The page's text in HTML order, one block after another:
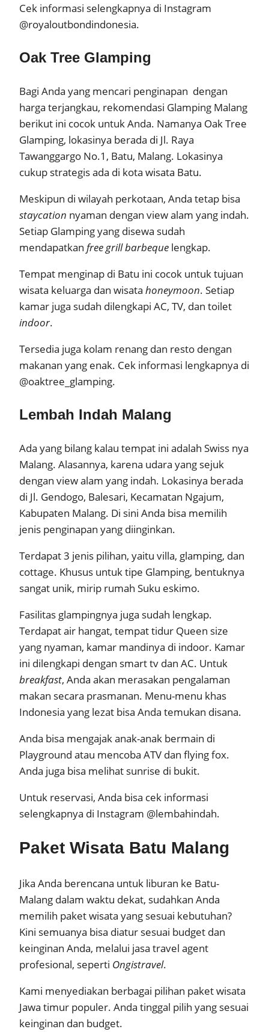
Cek informasi selengkapnya di Instagram
@royaloutbondindonesia.
Oak Tree Glamping
Bagi Anda yang mencari penginapan dengan
harga terjangkau, rekomendasi Glamping Malang
berikut ini cocok untuk Anda. Namanya Oak Tree
Glamping, lokasinya berada di Jl. Raya
Tawanggargo No.1, Batu, Malang. Lokasinya
cukup strategis ada di kota wisata Batu.
Meskipun di wilayah perkotaan, Anda tetap bisa
staycation nyaman dengan view alam yang indah.
Setiap Glamping yang disewa sudah
mendapatkan freegrillbarbeque lengkap.
Tempat menginap di Batu ini cocok untuk tujuan
wisata keluarga dan wisata honeymoon. Setiap
kamar juga sudah dilengkapi AC, TV, dan toilet
indoor.
Tersedia juga kolam renang dan resto dengan
makanan yang enak. Cek informasi lengkapnya di
@oaktree_glamping.
Lembah Indah Malang
Ada yang bilang kalau tempat ini adalah Swiss nya
Malang. Alasannya, karena udara yang sejuk
dengan view alam yang indah. Lokasinya berada
di Jl. Gendogo, Balesari, Kecamatan Ngajum,
Kabupaten Malang. Di sini Anda bisa memilih
jenis penginapan yang diinginkan.
Terdapat 3 jenis pilihan, yaitu villa, glamping, dan
cottage. Khusus untuk tipe Glamping, bentuknya
sangat unik, mirip rumah Suku eskimo.
Fasilitas glampingnya juga sudah lengkap.
Terdapat air hangat, tempat tidur Queen size
yang nyaman, kamar mandinya di indoor. Kamar
ini dilengkapi dengan smart tv dan AC. Untuk
breakfast, Anda akan merasakan pengalaman
makan secara prasmanan. Menu-menu khas
Indonesia yang lezat bisa Anda temukan disana.
Anda bisa mengajak anak-anak bermain di
Playground atau mencoba ATV dan flying fox.
Anda juga bisa melihat sunrise di bukit.
Untuk reservasi, Anda bisa cek informasi
selengkapnya di Instagram @lembahindah.
Paket Wisata Batu Malang
Jika Anda berencana untuk liburan ke Batu-
Malang dalam waktu dekat, sudahkan Anda
memilih paket wisata yang sesuai kebutuhan?
Kini semuanya bisa diatur sesuai budget dan
keinginan Anda, melalui jasa travel agent
profesional, seperti Ongistravel.
Kami menyediakan berbagai pilihan paket wisata
Jawa timur populer. Anda tinggal pilih yang sesuai
keinginan dan budget.